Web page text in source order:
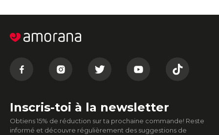
Inscris-toi à la newsletter
Obtiens 15% de réduction sur ta prochaine commande! Reste
informé et découvre régulièrement des suggestions de